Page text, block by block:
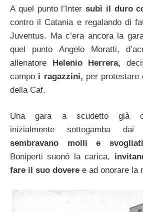
A quel punto l’Intersubì il duro
contro il Catania e regalando di
Juventus. Ma c’era ancora la
quel punto Angelo Moratti,
allenatore Helenio Herrera,
campo i ragazzini, per protestare
della Caf.
Una gara a scudetto già
inizialmente sottogamba
sembravano molli e
Boniperti suonò la carica,
fare il suo dovere e ad onorare la